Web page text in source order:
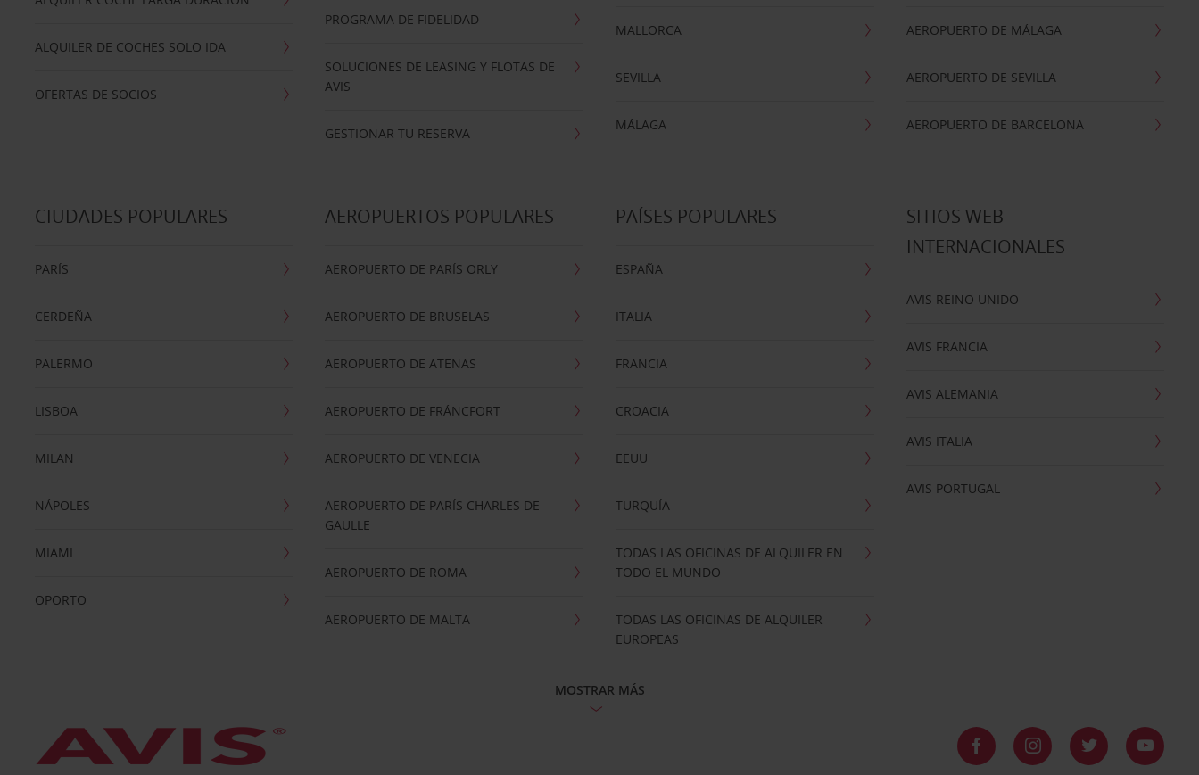
ALQUILER DE COCHES SOLO IDA
OFERTAS DE SOCIOS
PROGRAMA DE FIDELIDAD
SOLUCIONES DE LEASING Y FLOTAS DE
AVIS
GESTIONAR TU RESERVA
MALLORCA
SEVILLA
MÁLAGA
AEROPUERTO DE MÁLAGA
AEROPUERTO DE SEVILLA
AEROPUERTO DE BARCELONA
CIUDADES POPULARES
PARÍS
CERDEÑA
PALERMO
LISBOA
MILAN
NÁPOLES
MIAMI
OPORTO
AEROPUERTOS POPULARES
AEROPUERTO DE PARÍS ORLY
AEROPUERTO DE BRUSELAS
AEROPUERTO DE ATENAS
AEROPUERTO DE FRÁNCFORT
AEROPUERTO DE VENECIA
AEROPUERTO DE PARÍS CHARLES DE
GAULLE
AEROPUERTO DE ROMA
AEROPUERTO DE MALTA
PAÍSES POPULARES
ESPAÑA
ITALIA
FRANCIA
CROACIA
EEUU
TURQUÍA
TODAS LAS OFICINAS DE ALQUILER EN
TODO EL MUNDO
TODAS LAS OFICINAS DE ALQUILER
EUROPEAS
SITIOS WEB
INTERNACIONALES
AVIS REINO UNIDO
AVIS FRANCIA
AVIS ALEMANIA
AVIS ITALIA
AVIS PORTUGAL
MOSTRAR MÁS